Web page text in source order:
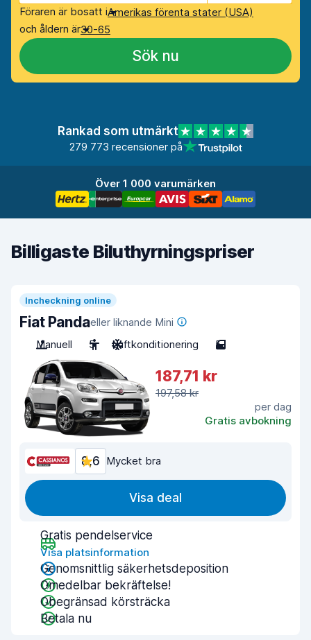
Föraren är bosatt iAmerikas förenta stater (USA)
och åldern är30-65
Sök nu
Rankad som utmärkt
279 773 recensioner på
Över 1 000 varumärken
Billigaste Biluthyrningspriser
Incheckning online
Fiat Pandaeller liknande Mini
Manuell
5 Luftkonditionering 5
187,71 kr
197,58 kr
per dag
Gratis avbokning
8,6 Mycket bra
Visa deal
Gratis pendelservice
Visa platsinformation
Genomsnittlig säkerhetsdeposition
Omedelbar bekräftelse!
Obegränsad körsträcka
Betala nu